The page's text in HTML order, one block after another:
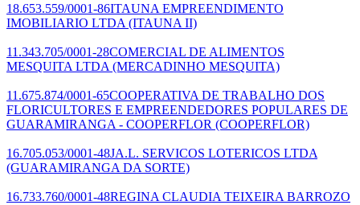
18.653.559/0001-86ITAUNA EMPREENDIMENTO
IMOBILIARIO LTDA (ITAUNA II)
11.343.705/0001-28COMERCIAL DE ALIMENTOS
MESQUITA LTDA (MERCADINHO MESQUITA)
11.675.874/0001-65COOPERATIVA DE TRABALHO DOS
FLORICULTORES E EMPREENDEDORES POPULARES DE
GUARAMIRANGA - COOPERFLOR (COOPERFLOR)
16.705.053/0001-48JA.L. SERVICOS LOTERICOS LTDA
(GUARAMIRANGA DA SORTE)
16.733.760/0001-48REGINA CLAUDIA TEIXEIRA BARROZO